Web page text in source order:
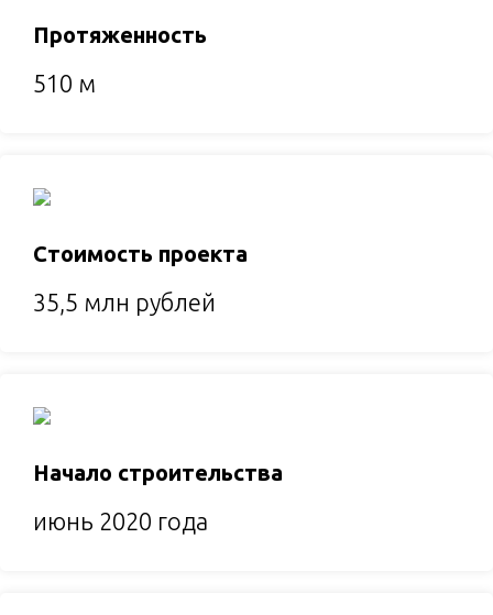
Протяженность
510 м
Стоимость проекта
35,5 млн рублей
Начало строительства
июнь 2020 года